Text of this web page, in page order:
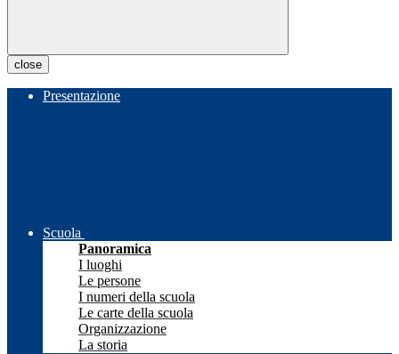
close
Presentazione
Scuola
Panoramica
I luoghi
Le persone
I numeri della scuola
Le carte della scuola
Organizzazione
La storia